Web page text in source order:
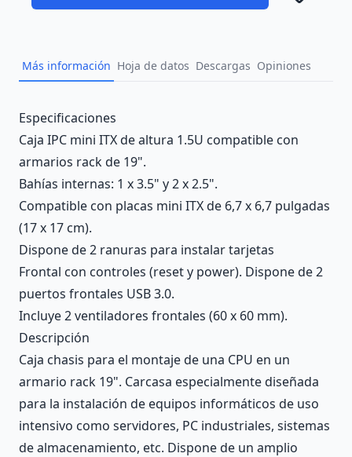
Más información Hoja de datos Descargas Opiniones
Description
Especificaciones
Caja IPC mini ITX de altura 1.5U compatible con
armarios rack de 19".
Bahías internas: 1 x 3.5" y 2 x 2.5".
Compatible con placas mini ITX de 6,7 x 6,7 pulgadas
(17 x 17 cm).
Dispone de 2 ranuras para instalar tarjetas
Frontal con controles (reset y power). Dispone de 2
puertos frontales USB 3.0.
Incluye 2 ventiladores frontales (60 x 60 mm).
Descripción
Caja chasis para el montaje de una CPU en un
armario rack 19". Carcasa especialmente diseñada
para la instalación de equipos informáticos de uso
intensivo como servidores, PC industriales, sistemas
de almacenamiento, etc. Dispone de un amplio